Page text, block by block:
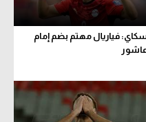
فياريال مهتم بضم إمام